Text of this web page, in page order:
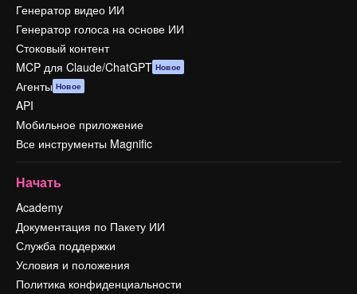
Генератор видео ИИ
Генератор голоса на основе ИИ
Стоковый контент
MCP для Claude/ChatGPT Новое
Агенты Новое
API
Мобильное приложение
Все инструменты Magnific
Начать
Academy
Документация по Пакету ИИ
Служба поддержки
Условия и положения
Политика конфиденциальности